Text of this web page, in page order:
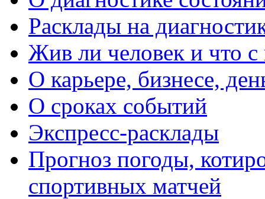
Расклады на
Жив ли человек и что
О карьере, бизнесе,
О сроках событий
Экспресс-расклады
Прогноз погоды,
спортивных матчей